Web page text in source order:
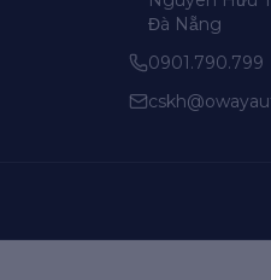
Đà Nẵng
0901.790.799